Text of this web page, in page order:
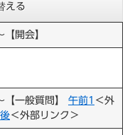
える
開会】
一般質問】 午前1 ＜外
＜外部リンク＞